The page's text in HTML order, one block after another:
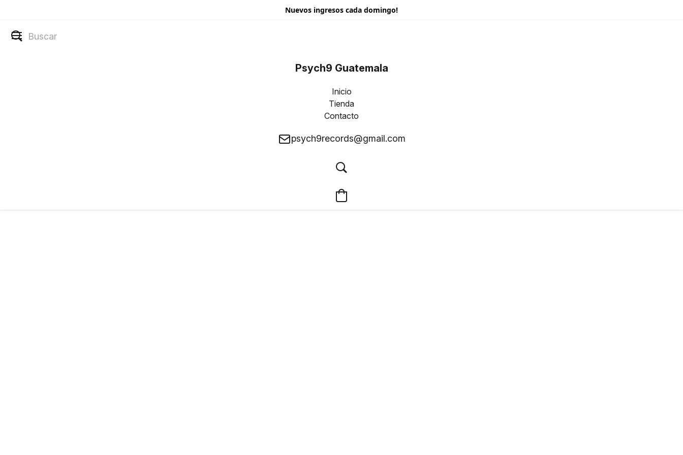
Nuevos ingresos cada domingo!
Psych9 Guatemala
Inicio
Tienda
Contacto
psych9records@gmail.com